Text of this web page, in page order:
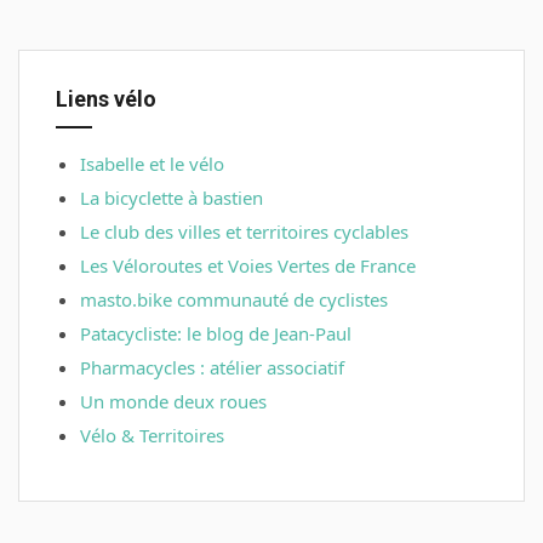
Liens vélo
Isabelle et le vélo
La bicyclette à bastien
Le club des villes et territoires cyclables
Les Véloroutes et Voies Vertes de France
masto.bike communauté de cyclistes
Patacycliste: le blog de Jean-Paul
Pharmacycles : atélier associatif
Un monde deux roues
Vélo & Territoires